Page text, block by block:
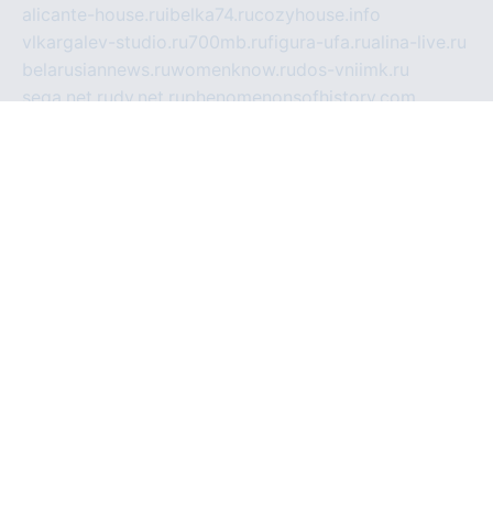
alicante-house.ru ibelka74.rucozyhouse.info
vlkargalev-studio.ru700mb.rufigura-ufa.rualina-live.ru
belarusiannews.ruwomenknow.rudos-vniimk.ru
sega.net.rudv.net.ruphenomenonsofhistory.com